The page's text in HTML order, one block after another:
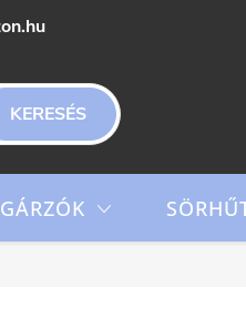
KERESÉS